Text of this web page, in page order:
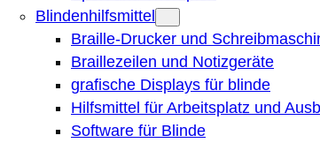
Blindenhilfsmittel
Braille-Drucker und
Braillezeilen und Notizgeräte
grafische Displays für blinde
Hilfsmittel für Arbeitsplatz und
Software für Blinde